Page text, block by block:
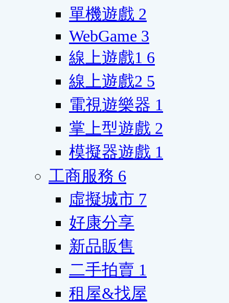
單機遊戲 2
WebGame 3
線上遊戲1 6
線上遊戲2 5
電視遊樂器 1
掌上型遊戲 2
模擬器遊戲 1
工商服務 6
虛擬城市 7
好康分享
新品販售
二手拍賣 1
租屋&找屋